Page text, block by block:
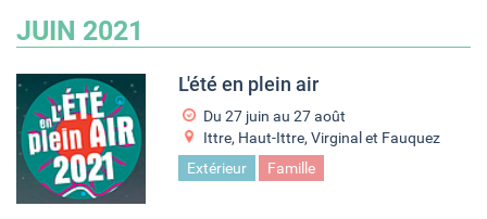
JUIN 2021
L'été en plein air
Du 27 juin au 27 août
Ittre, Haut-Ittre, Virginal et Fauquez
Extérieur
Famille